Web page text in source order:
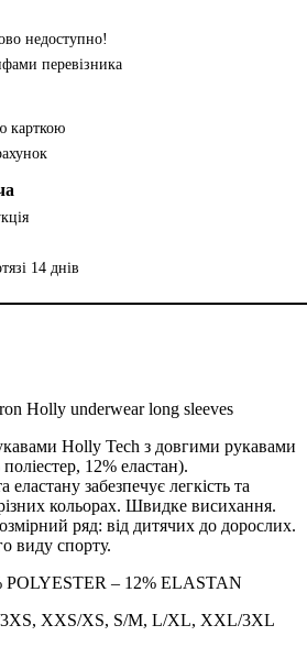
недоступно!
перевізника
карткою
14 днів
Holly underwear long sleeves
Holly Tech з довгими рукавами
12% еластан).
еластану забезпечує легкість та
кольорах. Швидке висихання.
ряд: від дитячих до дорослих.
виду спорту.
POLYESTER – 12% ELASTAN
3XS, XXS/XS, S/M, L/XL, XXL/3XL